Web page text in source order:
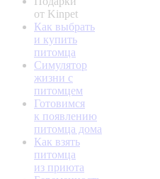
от Kinpet
Как выбрать
и купить
питомца
Симулятор
жизни с
питомцем
Готовимся
к появлению
питомца дома
Как взять
питомца
из приюта